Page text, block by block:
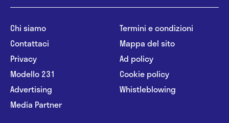
Chi siamo
Contattaci
Privacy
Modello 231
Advertising
Media Partner
Termini e condizioni
Mappa del sito
Ad policy
Cookie policy
Whistleblowing